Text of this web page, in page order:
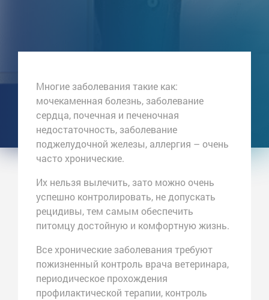
Многие заболевания такие как:
мочекаменная болезнь, заболевание
сердца, почечная и печеночная
недостаточность, заболевание
поджелудочной железы, аллергия – очень
часто хронические.
Их нельзя вылечить, зато можно очень
успешно контролировать, не допускать
рецидивы, тем самым обеспечить
питомцу достойную и комфортную жизнь.
Все хронические заболевания требуют
пожизненный контроль врача ветеринара,
периодическое прохождения
профилактической терапии, контроль